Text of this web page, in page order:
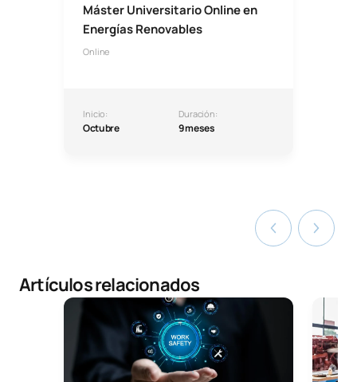
Máster Universitario Online en
Energías Renovables
Online
Inicio:
Octubre
Duración:
9 meses
Artículos relacionados